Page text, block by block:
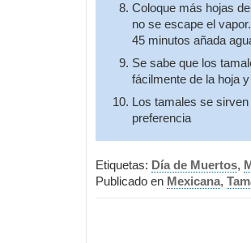
Coloque más hojas
no se escape el
45 minutos añada
Se sabe que los
fácilmente de la hoja
Los tamales se
preferencia
Etiquetas: Día de Muertos,
Publicado en Mexicana,